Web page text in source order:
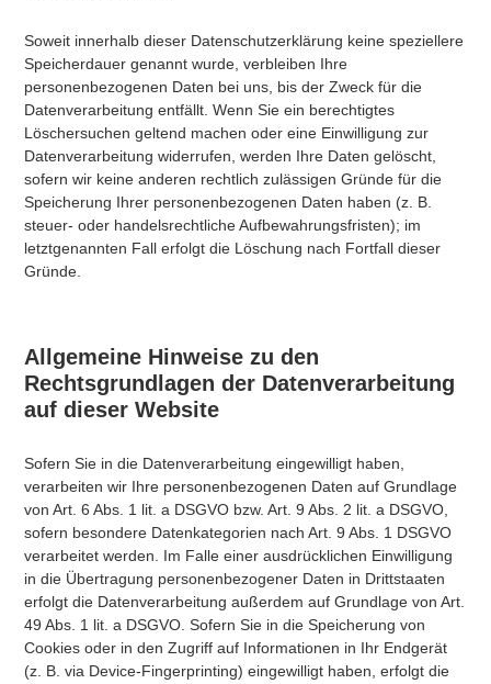
Soweit innerhalb dieser Datenschutzerklärung keine speziellere
Speicherdauer genannt wurde, verbleiben Ihre
personenbezogenen Daten bei uns, bis der Zweck für die
Datenverarbeitung entfällt. Wenn Sie ein berechtigtes
Löschersuchen geltend machen oder eine Einwilligung zur
Datenverarbeitung widerrufen, werden Ihre Daten gelöscht,
sofern wir keine anderen rechtlich zulässigen Gründe für die
Speicherung Ihrer personenbezogenen Daten haben (z. B.
steuer- oder handelsrechtliche Aufbewahrungsfristen); im
letztgenannten Fall erfolgt die Löschung nach Fortfall dieser
Gründe.
Allgemeine Hinweise zu den
Rechtsgrundlagen der Datenverarbeitung
auf dieser Website
Sofern Sie in die Datenverarbeitung eingewilligt haben,
verarbeiten wir Ihre personenbezogenen Daten auf Grundlage
von Art. 6 Abs. 1 lit. a DSGVO bzw. Art. 9 Abs. 2 lit. a DSGVO,
sofern besondere Datenkategorien nach Art. 9 Abs. 1 DSGVO
verarbeitet werden. Im Falle einer ausdrücklichen Einwilligung
in die Übertragung personenbezogener Daten in Drittstaaten
erfolgt die Datenverarbeitung außerdem auf Grundlage von Art.
49 Abs. 1 lit. a DSGVO. Sofern Sie in die Speicherung von
Cookies oder in den Zugriff auf Informationen in Ihr Endgerät
(z. B. via Device-Fingerprinting) eingewilligt haben, erfolgt die